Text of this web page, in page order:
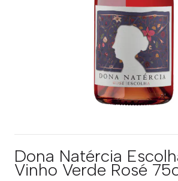
Dona Natércia
Vinho Verde Rosé